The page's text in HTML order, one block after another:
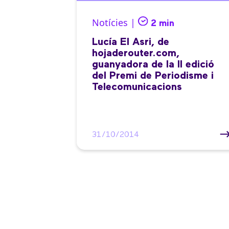
Notícies | 2 min
Lucía El Asri, de
hojaderouter.com,
guanyadora de la II edició
del Premi de Periodisme i
Telecomunicacions
31/10/2014